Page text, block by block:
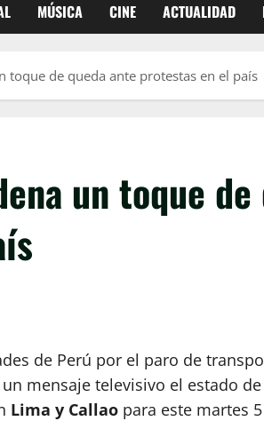
MÚSICA CINE ACTUALIDAD
toque de queda ante protestas en el país
un toque de
de Perú por el paro de
mensaje televisivo el estado
Lima y Callao para este martes